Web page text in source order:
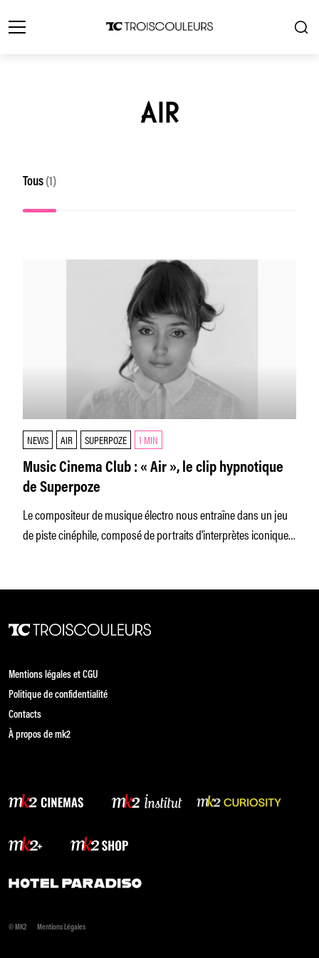
AIR
Tous (1)
NEWS AIR SUPERPOZE 1 MIN
Music Cinema Club : « Air », le clip hypnotique
de Superpoze
Le compositeur de musique électro nous entraîne dans un jeu
de piste cinéphile, composé de portraits d'interprètes iconiques.
Mentions légales et CGU
Politique de confidentialité
Contacts
À propos de mk2
© MK2 Mentions Légales